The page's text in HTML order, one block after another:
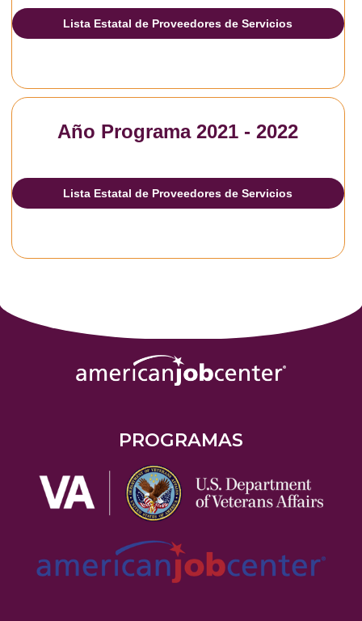
Lista Estatal de Proveedores de Servicios
Año Programa 2021 - 2022
Lista Estatal de Proveedores de Servicios
PROGRAMAS